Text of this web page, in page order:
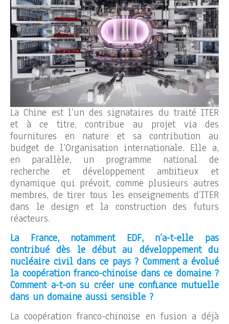
La Chine est l’un des signataires du traité ITER
et à ce titre, contribue au projet via des
fournitures en nature et sa contribution au
budget de l’Organisation internationale. Elle a,
en parallèle, un programme national de
recherche et développement ambitieux et
dynamique qui prévoit, comme plusieurs autres
membres, de tirer tous les enseignements d’ITER
dans le design et la construction des futurs
réacteurs.
La France, notamment EDF, n’a-t-elle pas
contribué dès le début au développement du
nucléaire civil dans ce pays ? Comment a évolué
la coopération franco-chinoise dans ce domaine ?
Comment a-t-on su créer une confiance mutuelle
dans un domaine aussi sensible ?
La coopération franco-chinoise en fusion a déjà